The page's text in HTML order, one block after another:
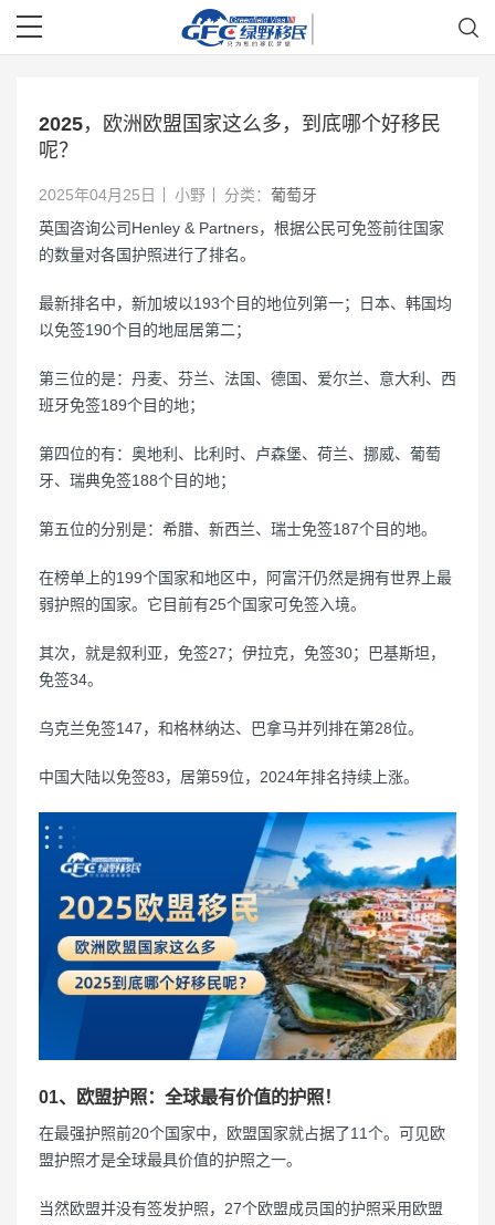
2025，欧洲欧盟国家这么多，到底哪个好移民
呢？
2025年04月25日 小野 分类： 葡萄牙
英国咨询公司Henley & Partners，根据公民可免签前往国家
的数量对各国护照进行了排名。
最新排名中，新加坡以193个目的地位列第一；日本、韩国均
以免签190个目的地屈居第二；
第三位的是：丹麦、芬兰、法国、德国、爱尔兰、意大利、西
班牙免签189个目的地；
第四位的有：奥地利、比利时、卢森堡、荷兰、挪威、葡萄
牙、瑞典免签188个目的地；
第五位的分别是：希腊、新西兰、瑞士免签187个目的地。
在榜单上的199个国家和地区中，阿富汗仍然是拥有世界上最
弱护照的国家。它目前有25个国家可免签入境。
其次，就是叙利亚，免签27；伊拉克，免签30；巴基斯坦，
免签34。
乌克兰免签147，和格林纳达、巴拿马并列排在第28位。
中国大陆以免签83，居第59位，2024年排名持续上涨。
01、欧盟护照：全球最有价值的护照！
在最强护照前20个国家中，欧盟国家就占据了11个。可见欧
盟护照才是全球最具价值的护照之一。
当然欧盟并没有签发护照，27个欧盟成员国的护照采用欧盟